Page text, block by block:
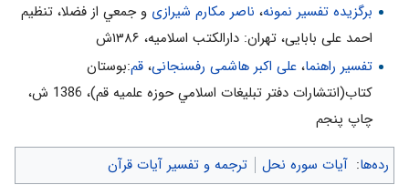
برگزیده تفسیر نمونه، ناصر مکارم شیرازی و جمعي از فضلا، تنظیم
احمد علی بابایی، تهران: دارالکتب اسلامیه، ۱۳۸۶ش
تفسیر راهنما، علی اکبر هاشمی رفسنجانی، قم:بوستان
كتاب(انتشارات دفتر تبليغات اسلامي حوزه علميه قم)، 1386 ش‌،
چاپ پنجم‌
رده‌ها: آیات سوره نحل ترجمه و تفسیر آیات قرآن